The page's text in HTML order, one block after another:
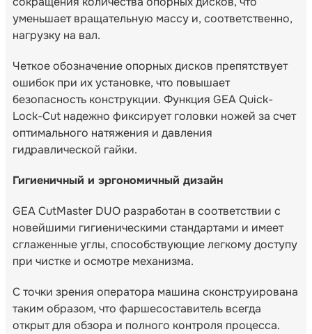
уменьшает вращательную массу и, соответственно,
нагрузку на вал.
Четкое обозначение опорных дисков препятствует
ошибок при их установке, что повышает
безопасность конструкции. Функция GEA Quick-
Lock-Cut надежно фиксирует головки ножей за счет
оптимального натяжения и давления
гидравлической гайки.
Гигиеничный и эргономичный дизайн
GEA CutMaster DUO разработан в соответствии с
новейшими гигиеническими стандартами и имеет
сглаженные углы, способствующие легкому доступу
при чистке и осмотре механизма.
С точки зрения оператора машина сконструирована
таким образом, что фаршесоставитель всегда
открыт для обзора и полного контроля процесса.